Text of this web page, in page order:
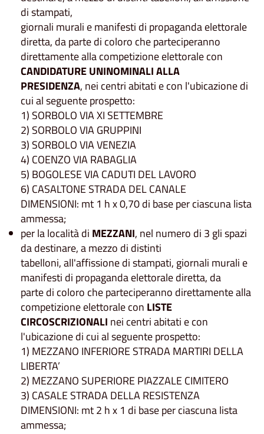
di stampati,
giornali murali e manifesti di propaganda elettorale
diretta, da parte di coloro che parteciperanno
direttamente alla competizione elettorale con
CANDIDATURE UNINOMINALI ALLA
PRESIDENZA, nei centri abitati e con l'ubicazione di
cui al seguente prospetto:
1) SORBOLO VIA XI SETTEMBRE
2) SORBOLO VIA GRUPPINI
3) SORBOLO VIA VENEZIA
4) COENZO VIA RABAGLIA
5) BOGOLESE VIA CADUTI DEL LAVORO
6) CASALTONE STRADA DEL CANALE
DIMENSIONI: mt 1 h x 0,70 di base per ciascuna lista
ammessa;
per la località di MEZZANI, nel numero di 3 gli spazi
da destinare, a mezzo di distinti
tabelloni, all'affissione di stampati, giornali murali e
manifesti di propaganda elettorale diretta, da
parte di coloro che parteciperanno direttamente alla
competizione elettorale con LISTE
CIRCOSCRIZIONALI nei centri abitati e con
l'ubicazione di cui al seguente prospetto:
1) MEZZANO INFERIORE STRADA MARTIRI DELLA
LIBERTA’
2) MEZZANO SUPERIORE PIAZZALE CIMITERO
3) CASALE STRADA DELLA RESISTENZA
DIMENSIONI: mt 2 h x 1 di base per ciascuna lista
ammessa;